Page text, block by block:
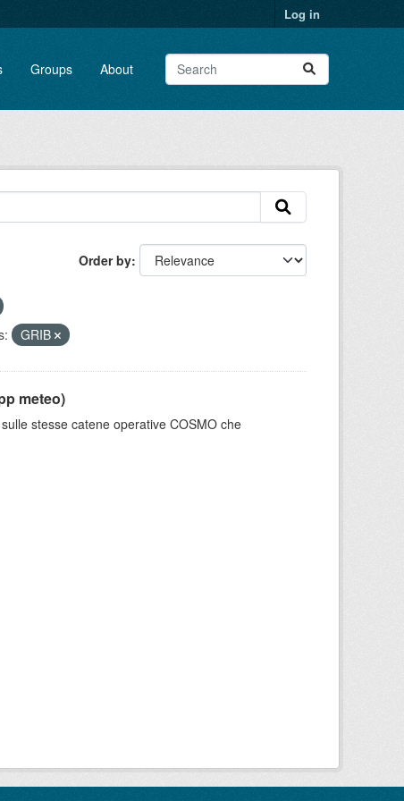
Log in
Groups About
Order by
GRIB
meteo)
stesse catene operative COSMO che